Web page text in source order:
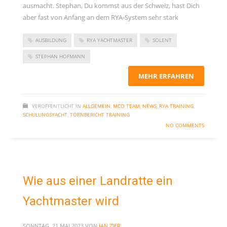
November 2023
September 2023
Juni 2023
Mai 2023
September 2022
Juni 2022
Juni 2021
Mai 2021
ausmacht. Stephan, Du kommst aus der Schweiz, hast Dich
aber fast von Anfang an dem RYA-System sehr stark
AUSBILDUNG RYA YACHTMASTER SOLENT
STEPHAN HOFMANN
MEHR ERFAHREN
VERÖFFENTLICHT IN ALLGEMEIN, MCO TEAM, NEWS, RYA TRAINING,
SCHULUNGSYACHT, TÖRNBERICHT TRAINING
NO COMMENTS
Wie aus einer Landratte ein
Yachtmaster wird